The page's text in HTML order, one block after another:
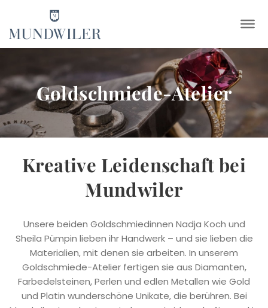
×
Goldschmiede-Atelier
Kreative Leidenschaft bei
Mundwiler
Unsere beiden Goldschmiedinnen Nadja Koch und
Sheila Pümpin lieben ihr Handwerk – und sie lieben die
Materialien, mit denen sie arbeiten. In unserem
Goldschmiede-Atelier fertigen sie aus Diamanten,
Farbedelsteinen, Perlen und edlen Metallen wie Gold
und Platin wunderschöne Unikate, die berühren. Bei